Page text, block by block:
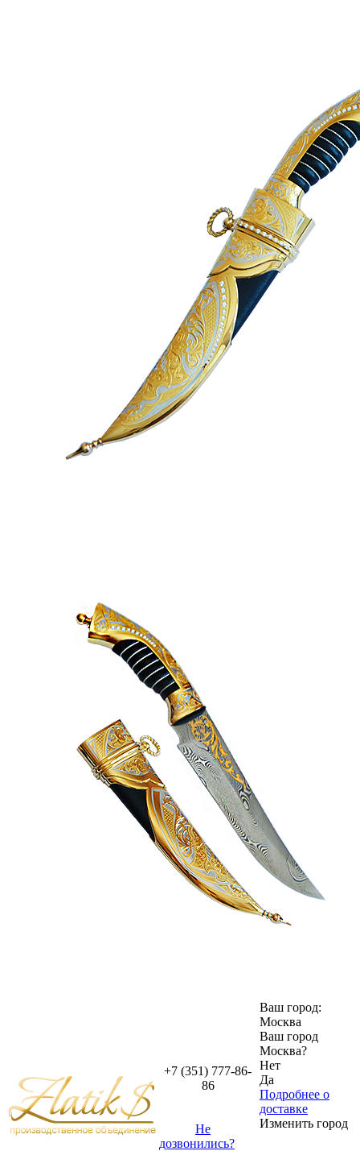
+7 (351) 777-86-
86
Не
дозвонились?
Ваш город:
Москва
Ваш город
Москва?
Нет
Да
Подробнее о
доставке
Изменить город